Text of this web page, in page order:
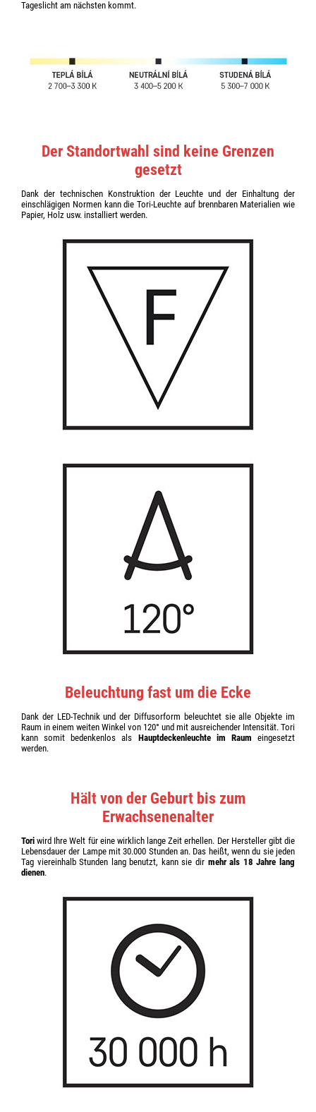
Tageslicht am nächsten kommt.
Der Standortwahl sind keine Grenzen
gesetzt
Dank der technischen Konstruktion der Leuchte und der Einhaltung der
einschlägigen Normen kann die Tori-Leuchte auf brennbaren Materialien wie
Papier, Holz usw. installiert werden.
Beleuchtung fast um die Ecke
Dank der LED-Technik und der Diffusorform beleuchtet sie alle Objekte im
Raum in einem weiten Winkel von 120° und mit ausreichender Intensität. Tori
kann somit bedenkenlos als Hauptdeckenleuchte im Raum eingesetzt
werden.
Hält von der Geburt bis zum
Erwachsenenalter
Tori wird Ihre Welt für eine wirklich lange Zeit erhellen. Der Hersteller gibt die
Lebensdauer der Lampe mit 30.000 Stunden an. Das heißt, wenn du sie jeden
Tag viereinhalb Stunden lang benutzt, kann sie dir mehr als 18 Jahre lang
dienen.